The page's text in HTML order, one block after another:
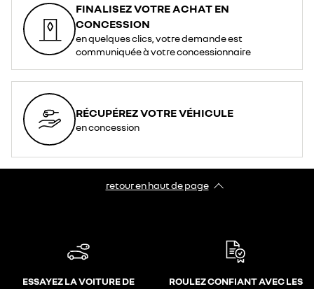
FINALISEZ VOTRE ACHAT EN
CONCESSION
en quelques clics, votre demande est
communiquée à votre concessionnaire
RÉCUPÉREZ VOTRE VÉHICULE
en concession
retour en haut de page​
ESSAYEZ LA VOITURE DE
ROULEZ CONFIANT AVEC LES